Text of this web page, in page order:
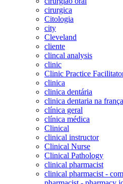
cirurgica
Citologia
city
Cleveland
cliente
clincal analysis
clinic
Clinic Practice
clinica
clinica dentária
clinica dentaria na frança
clínica geral
clínica médica
Clinical
clinical instructor
Clinical Nurse
Clinical Pathology
clinical pharmacist
clinical pharmacist -